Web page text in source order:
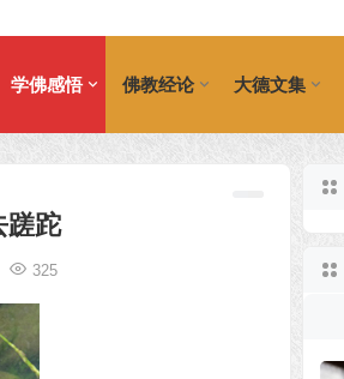
学佛感悟 佛教经论 大德文集
蹉跎
325